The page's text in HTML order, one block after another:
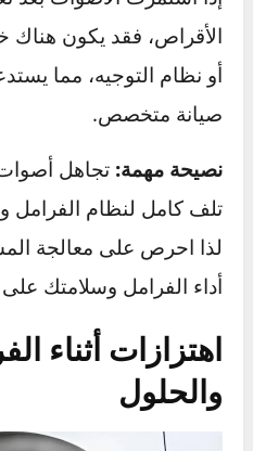
إذا كانت البطانات قد
السماكة، فيجب استبدالها
وضمان أداء فرامل آمن.
تنظيف أو استبدال الأقراص
في حالة تراكم
الأقراص، يُفضل تنظيفها أو
متضررة بشدة، فمن الأفضل
جديدة.
ضبط خلوص الفرامل بشكل
التأكد من أن البطانات